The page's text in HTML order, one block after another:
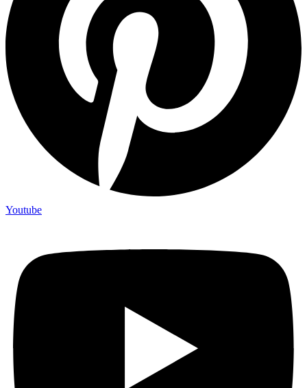
Youtube